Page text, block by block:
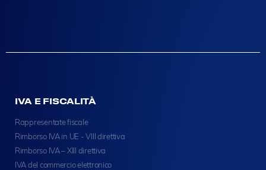
IVA E FISCALITÀ
Rappresentate fiscale
Rimborso IVA in UE - VIII direttiva
Rimborso IVA – XIII direttiva
IVA del commercio elettronico